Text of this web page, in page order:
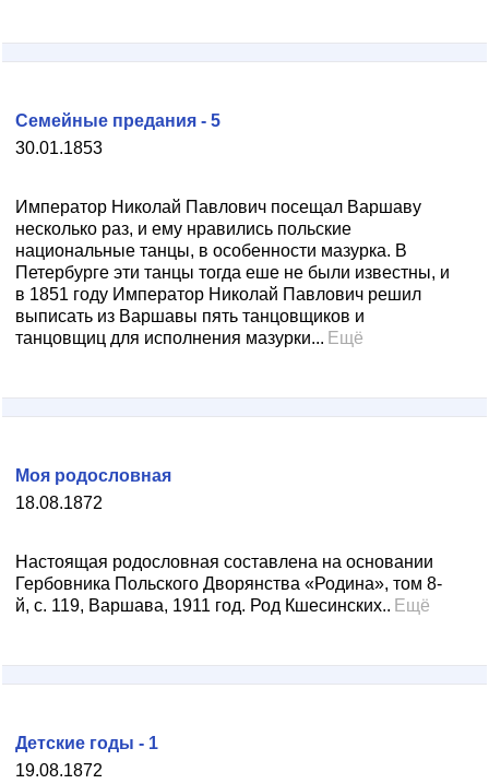
30.01.1853
Семейные предания - 5
Император Николай Павлович посещал Варшаву
несколько раз, и ему нравились польские
национальные танцы, в особенности мазурка. В
Петербурге эти танцы тогда еше не были известны, и
в 1851 году Император Николай Павлович решил
выписать из Варшавы пять танцовщиков и
танцовщиц для исполнения мазурки... Ещё
18.08.1872
Моя родословная
Настоящая родословная составлена на основании
Гербовника Польского Дворянства «Родина», том 8-
й, с. 119, Варшава, 1911 год. Род Кшесинских.. Ещё
19.08.1872
Детские годы - 1